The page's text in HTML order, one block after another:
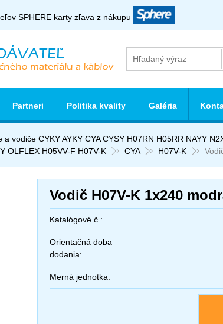
SPHERE karty zľava z nákupu
a vodiče CYKY AYKY CYA CYSY H07RN H05RR NAYY
OLFLEX H05VV-F H07V-K
CYA H07V-K
Vodič H07V-K 1x240
Katalógové č.:
Orientačná doba
dodania:
Merná jednotka:
Partneri Politika kvality Galéria